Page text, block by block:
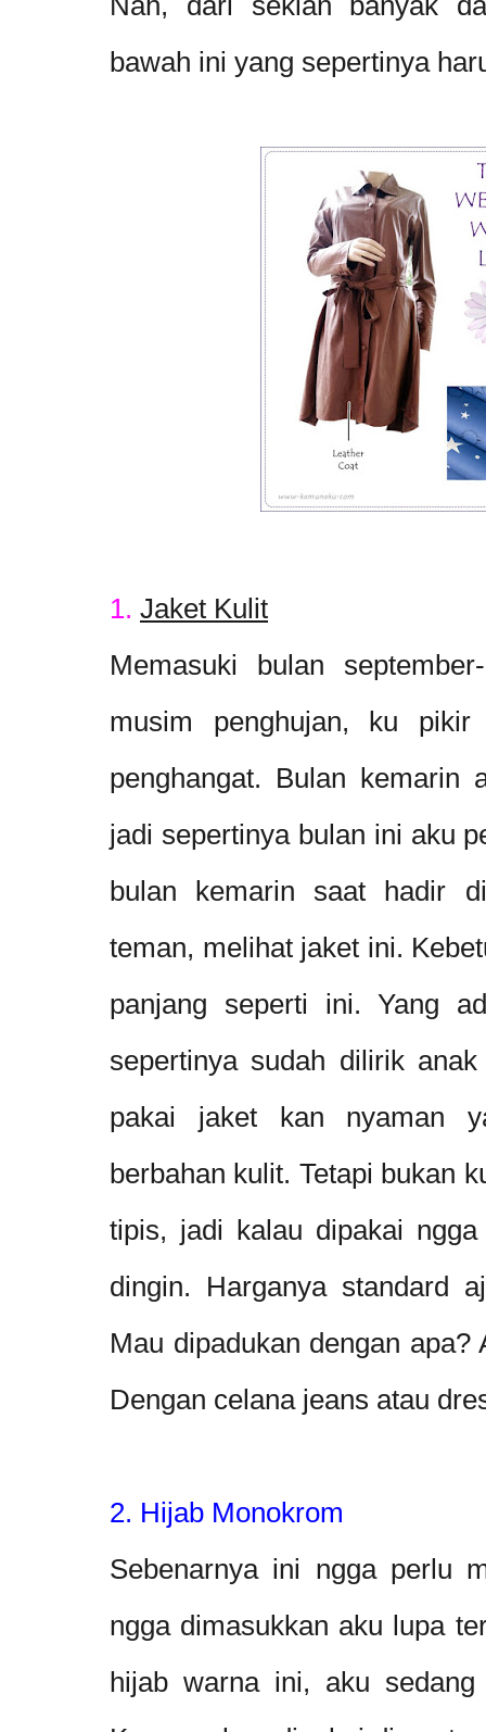
bawah ini yang sepertinya
1. Jaket Kulit
Memasuki bulan
musim penghujan, ku
penghangat. Bulan kemarin
jadi sepertinya bulan ini aku
bulan kemarin saat hadir
teman, melihat jaket ini.
panjang seperti ini. Yang
sepertinya sudah dilirik
pakai jaket kan nyaman
berbahan kulit. Tetapi bukan
tipis, jadi kalau dipakai
dingin. Harganya standard
Mau dipadukan dengan
Dengan celana jeans atau
2. Hijab Monokrom
Sebenarnya ini ngga perlu
ngga dimasukkan aku lupa
hijab warna ini, aku